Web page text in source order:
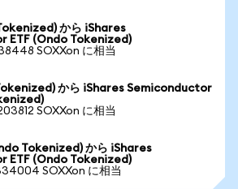
から iShares
ETF (Ondo Tokenized)
SOXXon に相当
から iShares Semiconductor
SOXXon に相当
Tokenized) から iShares
ETF (Ondo Tokenized)
SOXXon に相当